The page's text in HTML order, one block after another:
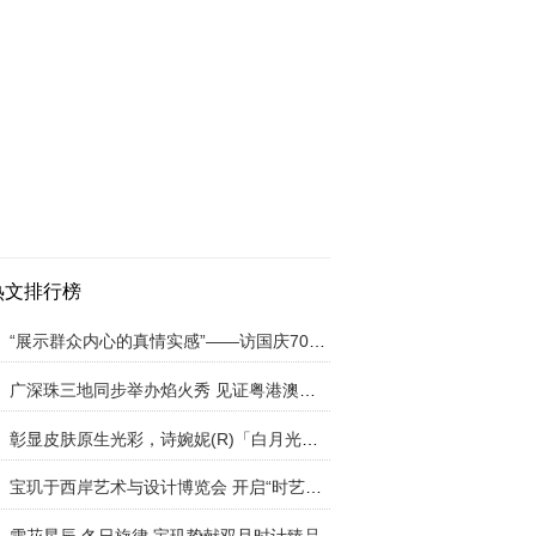
文排行榜
“展示群众内心的真情实感”——访国庆70周年群众
广深珠三地同步举办焰火秀 见证粤港澳大湾区好“
彰显皮肤原生光彩，诗婉妮(R)「白月光」助你绽放
宝玑于西岸艺术与设计博览会 开启“时艺无界——